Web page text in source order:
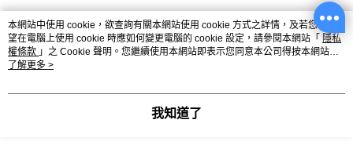
熱門標籤
本網站中使用 cookie，欲查詢有關本網站使用 cookie 方式之詳情，及若您不希
望在電腦上使用 cookie 時應如何變更電腦的 cookie 設定，請參閱本網站「 隱私
權條款 」之 Cookie 聲明。您繼續使用本網站即表示您同意本公司得按本網站使
用條款之 Cookie 聲明使用 cookie。
了解更多 >
我知道了